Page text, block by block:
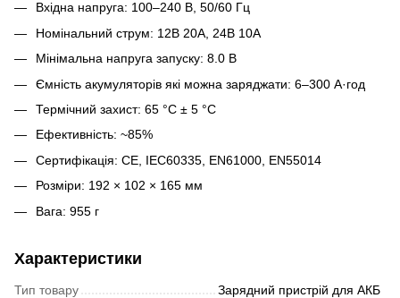
Вхідна напруга: 100–240 В, 50/60 Гц
Номінальний струм: 12В 20А, 24В 10А
Мінімальна напруга запуску: 8.0 В
Ємність акумуляторів які можна заряджати: 6–300 А·год
Термічний захист: 65 °C ± 5 °C
Ефективність: ~85%
Сертифікація: CE, IEC60335, EN61000, EN55014
Розміри: 192 × 102 × 165 мм
Вага: 955 г
Характеристики
Тип товару Зарядний пристрій для АКБ